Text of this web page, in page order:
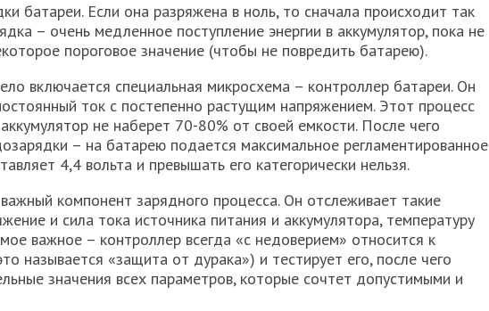
батареи. Если она разряжена в ноль, то сначала происходит так
– очень медленное поступление энергии в аккумулятор, пока не
пороговое значение (чтобы не повредить батарею).
включается специальная микросхема – контроллер батареи. Он
ток с постепенно растущим напряжением. Этот процесс
не наберет 70-80% от своей емкости. После чего
– на батарею подается максимальное регламентированное
4,4 вольта и превышать его категорически нельзя.
компонент зарядного процесса. Он отслеживает такие
и сила тока источника питания и аккумулятора, температуру
важное – контроллер всегда «с недоверием» относится к
называется «защита от дурака») и тестирует его, после чего
значения всех параметров, которые сочтет допустимыми и